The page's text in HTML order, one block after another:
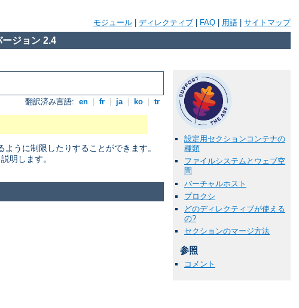
モジュール ディレクティブ FAQ 用語 サイトマップ
ジョン 2.4
翻訳済み言語: en fr ja ko tr
うに制限したりすることができます。
明します。
設定用セクションコンテナの
種類
ファイルシステムとウェブ空
間
バーチャルホスト
プロクシ
どのディレクティブが使える
の?
セクションのマージ方法
参照
コメント